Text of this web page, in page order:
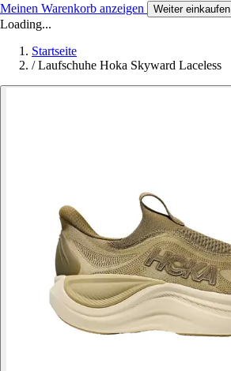
Meinen Warenkorb anzeigen Weiter einkaufen
Loading...
Startseite
/ Laufschuhe Hoka Skyward Laceless